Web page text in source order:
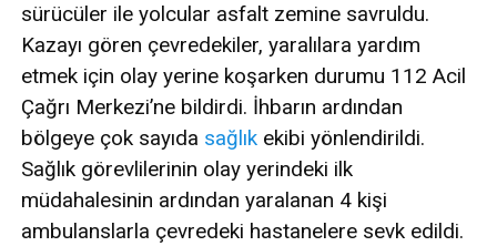
sürücüler ile yolcular asfalt zemine savruldu.
Kazayı gören çevredekiler, yaralılara yardım
etmek için olay yerine koşarken durumu 112 Acil
Çağrı Merkezi’ne bildirdi. İhbarın ardından
bölgeye çok sayıda sağlık ekibi yönlendirildi.
Sağlık görevlilerinin olay yerindeki ilk
müdahalesinin ardından yaralanan 4 kişi
ambulanslarla çevredeki hastanelere sevk edildi.